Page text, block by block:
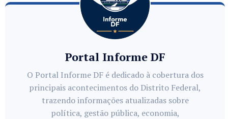
Portal Informe DF
O Portal Informe DF é dedicado à cobertura dos
principais acontecimentos do Distrito Federal,
trazendo informações atualizadas sobre
política, gestão pública, economia,